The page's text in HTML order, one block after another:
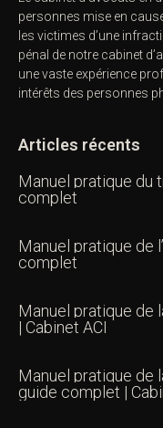
personnes mise en
les victimes d’une
pénal de notre cabinet
une vaste expérience
intérêts des personnes
Articles récents
Manuel pratique du
complet
Manuel pratique de
complet
Manuel pratique de
| Cabinet ACI
Manuel pratique de
guide complet |